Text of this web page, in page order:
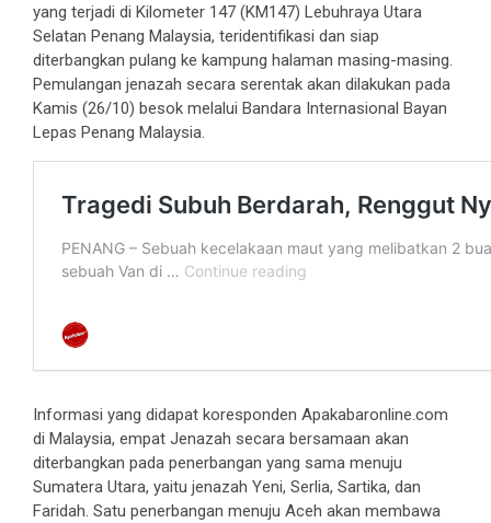
yang terjadi di Kilometer 147 (KM147) Lebuhraya Utara
Selatan Penang Malaysia, teridentifikasi dan siap
diterbangkan pulang ke kampung halaman masing-masing.
Pemulangan jenazah secara serentak akan dilakukan pada
Kamis (26/10) besok melalui Bandara Internasional Bayan
Lepas Penang Malaysia.
Informasi yang didapat koresponden Apakabaronline.com
di Malaysia, empat Jenazah secara bersamaan akan
diterbangkan pada penerbangan yang sama menuju
Sumatera Utara, yaitu jenazah Yeni, Serlia, Sartika, dan
Faridah. Satu penerbangan menuju Aceh akan membawa